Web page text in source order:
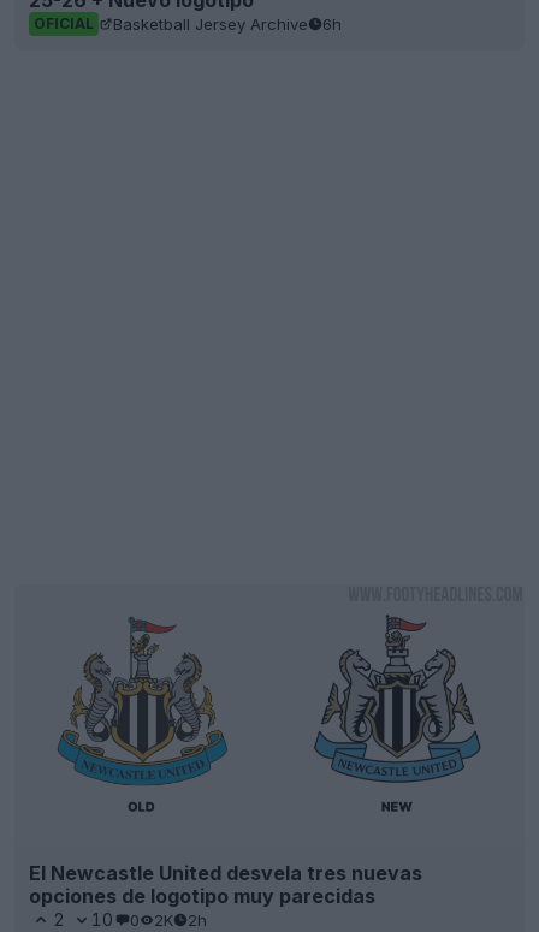
OFICIAL Basketball Jersey Archive 6h
El Newcastle United desvela tres nuevas
opciones de logotipo muy parecidas
2 10 0 2K 2h